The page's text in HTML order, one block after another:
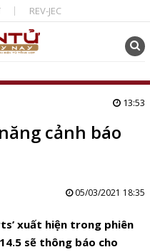
REV-JEC
13:53
cảnh báo
05/03/2021 18:35
xuất hiện trong phiên
sẽ thông báo cho